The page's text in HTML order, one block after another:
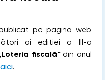
pe pagina-web
ai ediției a III-a
fiscală”din anul
aici.